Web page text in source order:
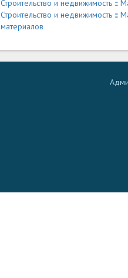
Строительство и недвижимость :::
Строительство и недвижимость :::
материалов